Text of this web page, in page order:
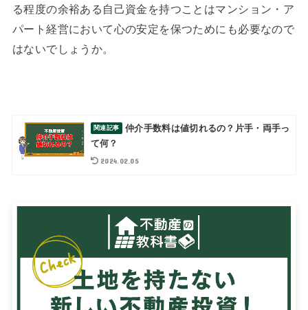
る程度の余裕ある自己資金を持つことはマンション・ア
パート経営において心の安定を保つためにも必要なので
はないでしょうか。
仲介手数料は値切れるの？片手・両手っ
て何？
2024.02.05